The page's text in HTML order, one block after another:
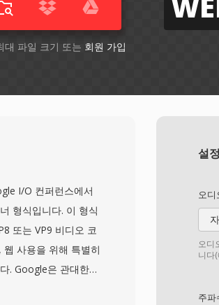
대 파일 크기 또는 회원 가입
설정
오디
오디
니다
주파
I/O 컨퍼런스에서
형식입니다. 이 형식
또는 VP9 비디오 코
사용을 위해 특별히
. Google은 관대한
을 공개하여, 개방형